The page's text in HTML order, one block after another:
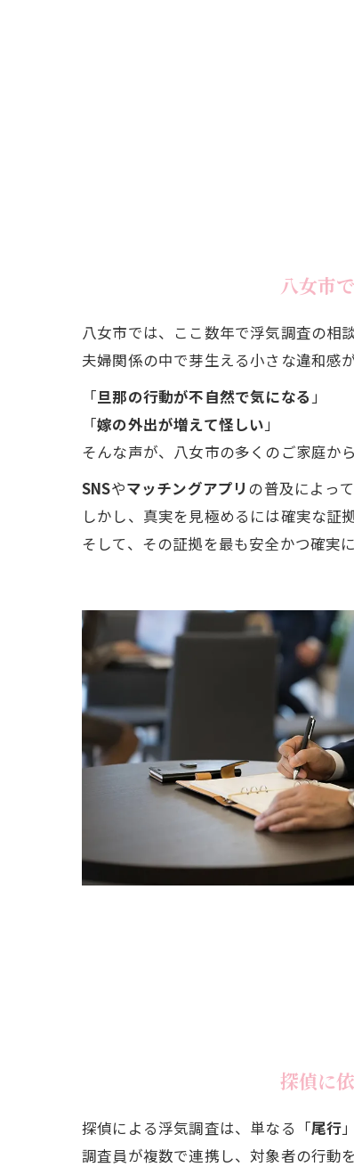
八女市
八女市では、ここ数年で浮気調査の相
夫婦関係の中で芽生える小さな違和感
「旦那の行動が不自然で気になる」
「嫁の外出が増えて怪しい」
そんな声が、八女市の多くのご家庭か
SNSやマッチングアプリ の普及によっ
しかし、真実を見極めるには確実な証
そして、その証拠を最も安全かつ確実
探偵に
探偵による浮気調査は、単なる「尾行
調査員が複数で連携し、対象者の行動